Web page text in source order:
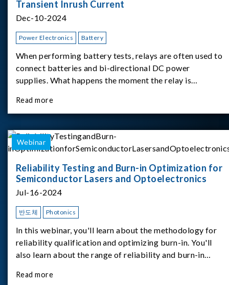
Transient Inrush Current
Dec-10-2024
Power Electronics Battery
When performing battery tests, relays are often used to
connect batteries and bi-directional DC power
supplies. What happens the moment the relay is
experimental equipment for this study.provides an
applicati
Read more
Webinar
Reliability Testing and Burn-in Optimization for
Semiconductor Lasers and Optoelectronics
Jul-16-2024
반도체 Photonics
In this webinar, you'll learn about the methodology for
reliability qualification and optimizing burn-in. You'll
also learn about the range of reliability and burn-in
test-as-a-service options.
Read more